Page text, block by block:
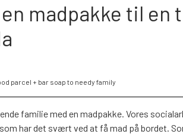
en madpakke til
parcel + bar soap to needy family
familie med en madpakke. Vores
har det svært ved at få mad på bordet.